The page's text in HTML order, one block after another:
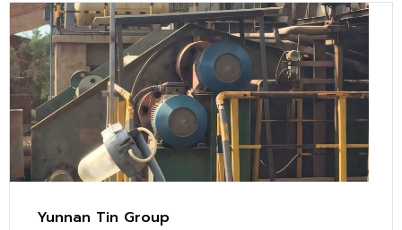
Yunnan Tin Group